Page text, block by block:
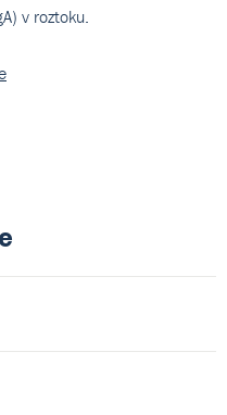
v roztoku.